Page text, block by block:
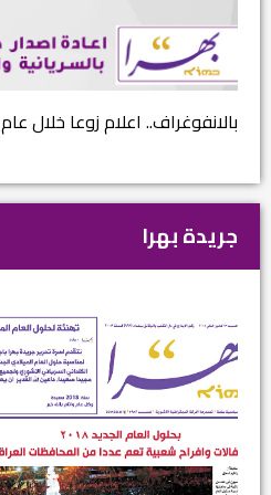
بالانفوغراف.. اعلام زوعا خلال عام 2017...
جريدة بهرا